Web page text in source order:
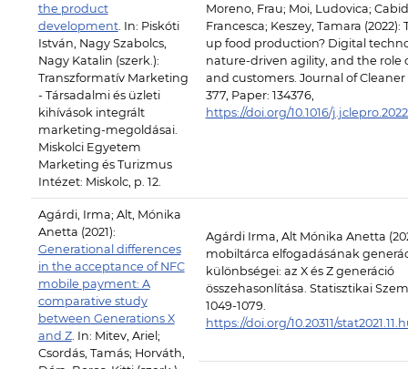
the product
development. In: Piskóti
István, Nagy Szabolcs,
Nagy Katalin (szerk.):
Transzformatív Marketing
- Társadalmi és üzleti
kihívások integrált
marketing-megoldásai.
Miskolci Egyetem
Marketing és Turizmus
Intézet: Miskolc, p. 12.
Moreno, Frau; Moi, Ludovica;
Francesca; Keszey, Tamara (2022):
up food production? Digital
nature-driven agility, and the role
and customers. Journal of
377, Paper: 134376,
https://doi.org/10.1016/
Agárdi, Irma; Alt, Mónika
Anetta (2021):
Generational differences
in the acceptance of NFC
mobile payment: A
comparative study
between Generations X
and Z. In: Mitev, Ariel;
Csordás, Tamás; Horváth,
Agárdi Irma, Alt Mónika Anetta
mobiltárca elfogadásának
különbségei: az X és Z generáció
összehasonlítása. Statisztikai
1049-1079.
https://doi.org/10.20311/